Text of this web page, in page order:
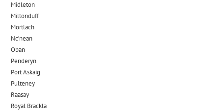
Midleton
Miltonduff
Mortlach
Nc’nean
Oban
Penderyn
Port Askaig
Pulteney
Raasay
Royal Brackla